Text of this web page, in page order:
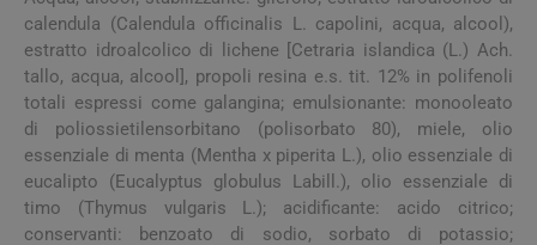
calendula (Calendula officinalis L. capolini, acqua, alcool),
estratto idroalcolico di lichene [Cetraria islandica (L.) Ach.
tallo, acqua, alcool], propoli resina e.s. tit. 12% in polifenoli
totali espressi come galangina; emulsionante: monooleato
di poliossietilensorbitano (polisorbato 80), miele, olio
essenziale di menta (Mentha x piperita L.), olio essenziale di
eucalipto (Eucalyptus globulus Labill.), olio essenziale di
timo (Thymus vulgaris L.); acidificante: acido citrico;
conservanti: benzoato di sodio, sorbato di potassio;